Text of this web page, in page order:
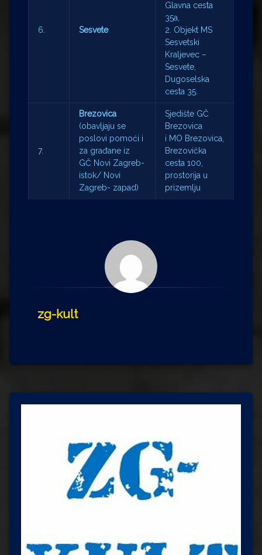
6. Sesvete
Glavna cesta
35a,
2. Objekt MS
Sesvetski
Kraljevec –
Sesvete,
Dugoselska
cesta 35.
7.
Brezovica
(obavljaju se
poslovi pomoći i
za građane iz
GČ Novi Zagreb-
istok/ Novi
Zagreb- zapad)
Sjedište GČ
Brezovica
i MO Brezovica,
Brezovička
cesta 100,
prostorija u
prizemlju
zg-kult